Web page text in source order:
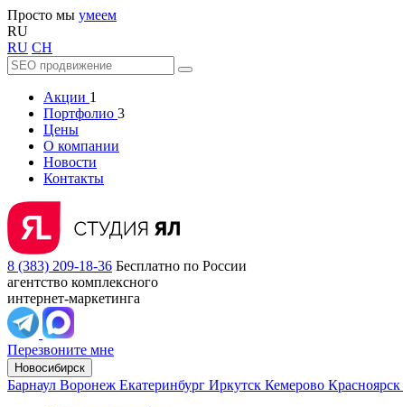
Просто мы умеем
RU
RU CH
Акции 1
Портфолио 3
Цены
О компании
Новости
Контакты
8 (383) 209-18-36 Бесплатно по России
агентство комплексного
интернет-маркетинга
Перезвоните мне
Новосибирск
Барнаул Воронеж Екатеринбург Иркутск Кемерово Красноярск